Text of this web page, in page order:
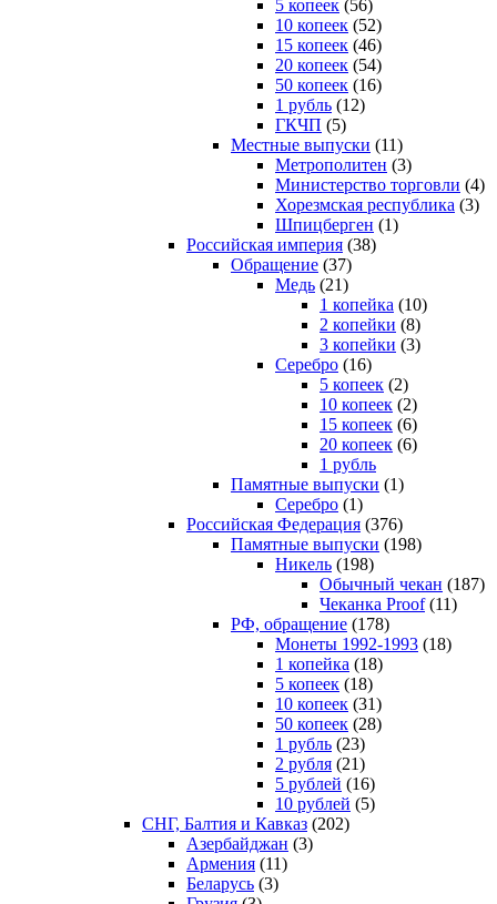
5 копеек (56)
10 копеек (52)
15 копеек (46)
20 копеек (54)
50 копеек (16)
1 рубль (12)
ГКЧП (5)
Местные выпуски (11)
Метрополитен (3)
Министерство торговли (4)
Хорезмская республика (3)
Шпицберген (1)
Российская империя (38)
Обращение (37)
Медь (21)
1 копейка (10)
2 копейки (8)
3 копейки (3)
Серебро (16)
5 копеек (2)
10 копеек (2)
15 копеек (6)
20 копеек (6)
1 рубль
Памятные выпуски (1)
Серебро (1)
Российская Федерация (376)
Памятные выпуски (198)
Никель (198)
Обычный чекан (187)
Чеканка Proof(11)
РФ, обращение (178)
Монеты 1992-1993 (18)
1 копейка (18)
5 копеек (18)
10 копеек (31)
50 копеек (28)
1 рубль (23)
2 рубля (21)
5 рублей (16)
10 рублей (5)
СНГ, Балтия и Кавказ (202)
Азербайджан (3)
Армения (11)
Беларусь (3)